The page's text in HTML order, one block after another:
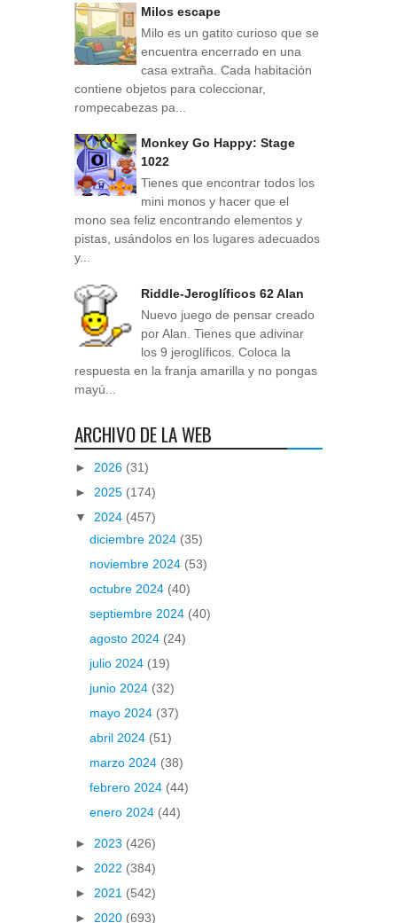
Milos escape
Milo es un gatito curioso que se
encuentra encerrado en una
casa extraña. Cada habitación
contiene objetos para coleccionar,
rompecabezas pa...
Monkey Go Happy: Stage
1022
Tienes que encontrar todos los
mini monos y hacer que el
mono sea feliz encontrando elementos y
pistas, usándolos en los lugares adecuados
y...
Riddle-Jeroglíficos 62 Alan
Nuevo juego de pensar creado
por Alan. Tienes que adivinar
los 9 jeroglíficos. Coloca la
respuesta en la franja amarilla y no pongas
mayú...
ARCHIVO DE LA WEB
► 2026 (31)
► 2025 (174)
▼ 2024 (457)
diciembre 2024 (35)
noviembre 2024 (53)
octubre 2024 (40)
septiembre 2024 (40)
agosto 2024 (24)
julio 2024 (19)
junio 2024 (32)
mayo 2024 (37)
abril 2024 (51)
marzo 2024 (38)
febrero 2024 (44)
enero 2024 (44)
► 2023 (426)
► 2022 (384)
► 2021 (542)
► 2020 (693)